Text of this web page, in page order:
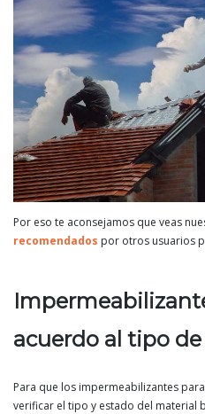
Por eso te aconsejamos que veas
recomendados por otros usuarios
acuerdo al tipo
Para que los impermeabilizantes
verificar el tipo y estado del material